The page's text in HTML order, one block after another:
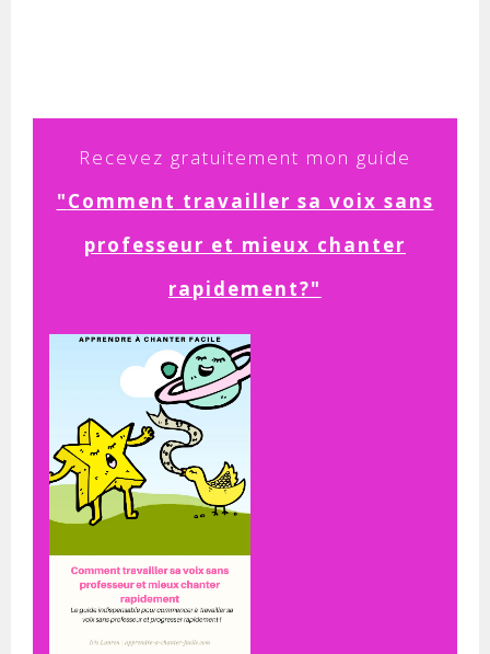
Recevez gratuitement mon guide
"Comment travailler sa voix sans
professeur et mieux chanter
rapidement?"